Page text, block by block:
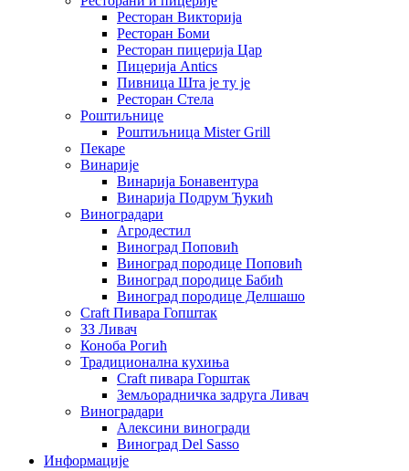
Ресторан Викторија
Ресторан Боми
Ресторан пицерија Цар
Пицерија Аntics
Пивница Шта је ту је
Ресторан Стела
Роштиљнице
Роштиљница Mister Grill
Пекаре
Винарије
Винарија Бонавентура
Винарија Подрум Ђукић
Виноградари
Агродестил
Виноград Поповић
Виноград породице Поповић
Виноград породице Бабић
Виноград породице Делшашо
Craft Пивара Гопштак
ЗЗ Ливач
Коноба Рогић
Традиционална кухиња
Craft пивара Горштак
Земљорадничка задруга Ливач
Виноградари
Алексини виногради
Виноград Del Sasso
Информације